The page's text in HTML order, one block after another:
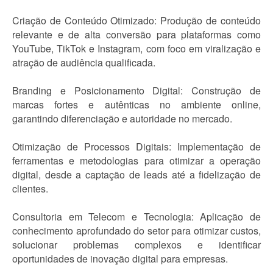
Criação de Conteúdo Otimizado: Produção de conteúdo
relevante e de alta conversão para plataformas como
YouTube, TikTok e Instagram, com foco em viralização e
atração de audiência qualificada.
Branding e Posicionamento Digital: Construção de
marcas fortes e autênticas no ambiente online,
garantindo diferenciação e autoridade no mercado.
Otimização de Processos Digitais: Implementação de
ferramentas e metodologias para otimizar a operação
digital, desde a captação de leads até a fidelização de
clientes.
Consultoria em Telecom e Tecnologia: Aplicação de
conhecimento aprofundado do setor para otimizar custos,
solucionar problemas complexos e identificar
oportunidades de inovação digital para empresas.